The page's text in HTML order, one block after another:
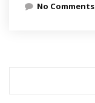
No Comments